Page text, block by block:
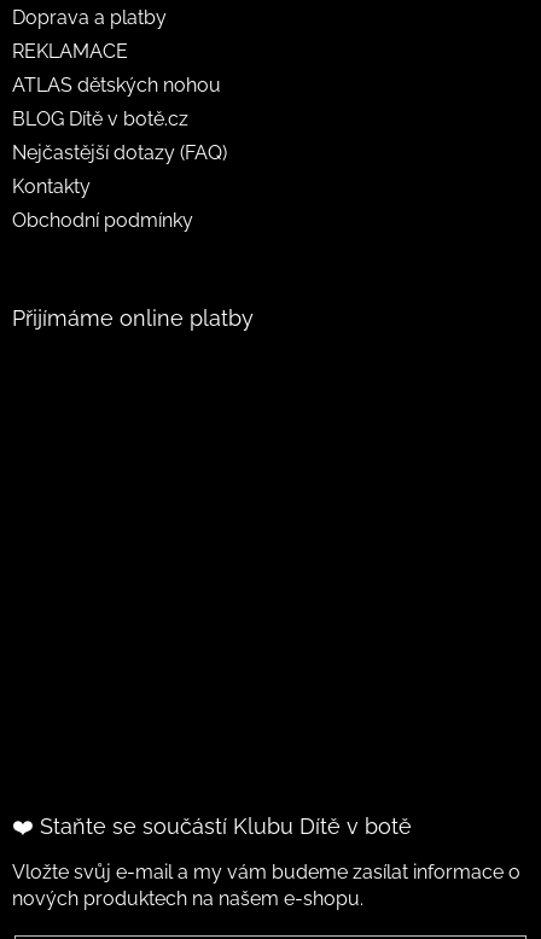
Doprava a platby
REKLAMACE
ATLAS dětských nohou
BLOG Dítě v botě.cz
Nejčastější dotazy (FAQ)
Kontakty
Obchodní podmínky
Přijímáme online platby
❤️ Staňte se součástí Klubu Dítě v botě
Vložte svůj e-mail a my vám budeme zasílat informace o
nových produktech na našem e-shopu.